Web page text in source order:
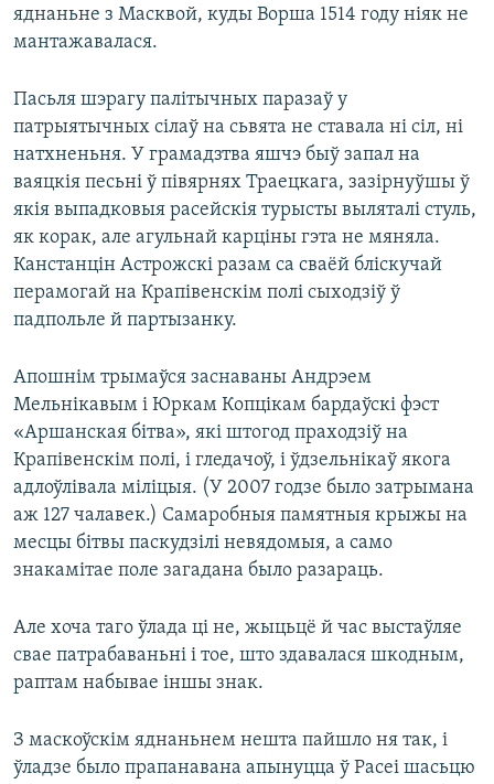
яднаньне з Масквой, куды Ворша 1514 году ніяк не
мантажавалася.
Пасьля шэрагу палітычных паразаў у
патрыятычных сілаў на сьвята не ставала ні сіл, ні
натхненьня. У грамадзтва яшчэ быў запал на
ваяцкія песьні ў півярнях Траецкага, зазірнуўшы ў
якія выпадковыя расейскія турысты выляталі стуль,
як корак, але агульнай карціны гэта не мяняла.
Канстанцін Астрожскі разам са сваёй бліскучай
перамогай на Крапівенскім полі сыходзіў ў
падпольле й партызанку.
Апошнім трымаўся заснаваны Андрэем
Мельнікавым і Юркам Копцікам бардаўскі фэст
«Аршанская бітва», які штогод праходзіў на
Крапівенскім полі, і гледачоў, і ўдзельнікаў якога
адлоўлівала міліцыя. (У 2007 годзе было затрымана
аж 127 чалавек.) Самаробныя памятныя крыжы на
месцы бітвы паскудзілі невядомыя, а само
знакамітае поле загадана было разараць.
Але хоча таго ўлада ці не, жыцьцё й час выстаўляе
свае патрабаваньні і тое, што здавалася шкодным,
раптам набывае іншы знак.
З маскоўскім яднаньнем нешта пайшло ня так, і
ўладзе было прапанавана апынуцца ў Расеі шасьцю